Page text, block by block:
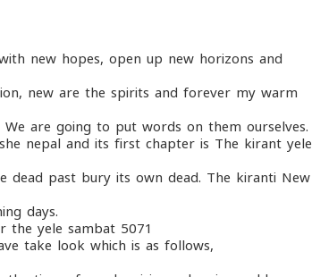
new hopes, open up new horizons and
new are the spirits and forever my warm
are going to put words on them ourselves.
nepal and its first chapter is The kirant yele
dead past bury its own dead. The kiranti New
days.
the yele sambat 5071
take look which is as follows,